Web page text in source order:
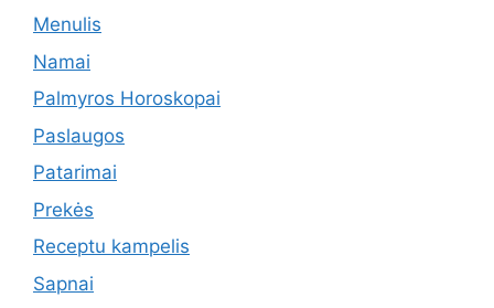
Menulis
Namai
Palmyros Horoskopai
Paslaugos
Patarimai
Prekės
Receptu kampelis
Sapnai